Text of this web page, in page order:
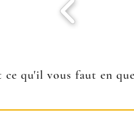
qu'il vous faut en